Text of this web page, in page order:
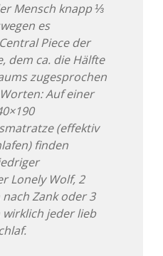
Mensch knapp ⅓
es
Piece der
dem ca. die Hälfte
zugesprochen
Auf einer
(effektiv
finden
Lonely Wolf, 2
Zank oder 3
wirklich jeder lieb